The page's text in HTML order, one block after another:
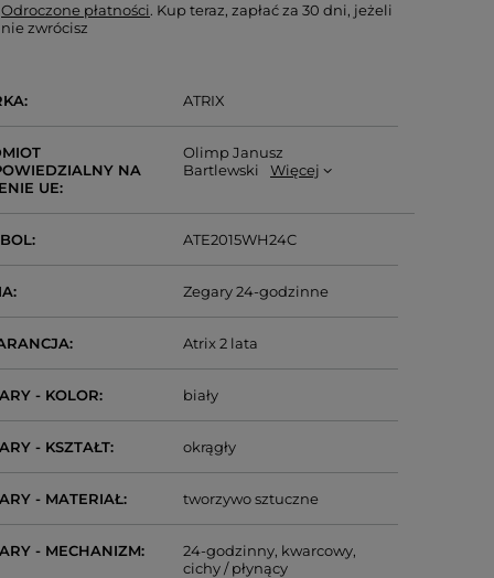
Odroczone płatności. Kup teraz, zapłać za 30 dni, jeżeli
nie zwrócisz
ATRIX
NA
UE
Olimp Janusz
Bartlewski
Więcej
ATE2015WH24C
Zegary 24-godzinne
Atrix 2 lata
- KOLOR biały
- KSZTAŁT okrągły
- MATERIAŁ tworzywo sztuczne
- MECHANIZM 24-godzinny kwarcowy
cichy / płynący